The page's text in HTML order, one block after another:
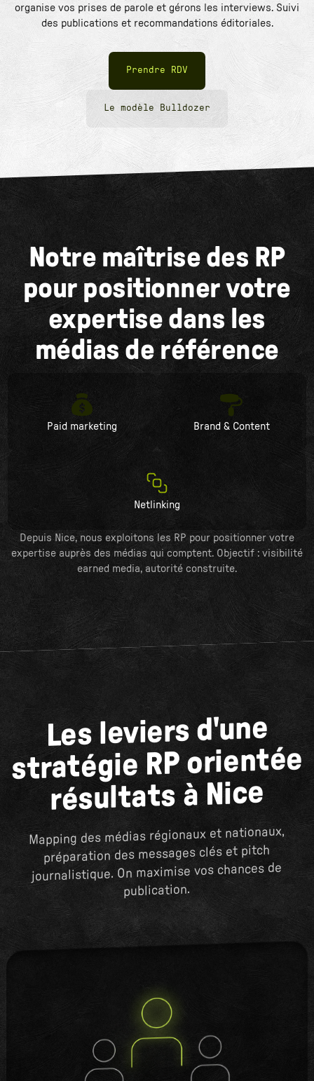
organise vos prises de parole et gérons les interviews. Suivi
des publications et recommandations éditoriales.
Prendre RDV
Le modèle Bulldozer
Notre maîtrise des RP
pour positionner votre
expertise dans les
médias de référence
Paid marketing Brand & Content
Netlinking
Depuis Nice, nous exploitons les RP pour positionner votre
expertise auprès des médias qui comptent. Objectif : visibilité
earned media, autorité construite.
Les leviers d'une
stratégie RP orientée
résultats à Nice
Mapping des médias régionaux et nationaux,
préparation des messages clés et pitch
journalistique. On maximise vos chances de
publication.